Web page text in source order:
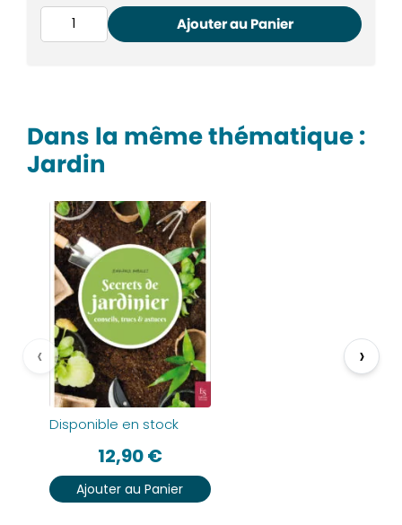
Ajouter au Panier
Dans la même thématique :
Jardin
Disponible en stock
12,90€
Ajouter au Panier
‹ ›